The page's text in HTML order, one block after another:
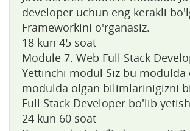
developer uchun eng kerakli
Frameworkini o'rganasiz.
18 kun 45 soat
Module 7. Web Full Stack
Yettinchi modul Siz bu modulda
modulda olgan bilimlarinigizni
Full Stack Developer bo'lib
24 kun 60 soat